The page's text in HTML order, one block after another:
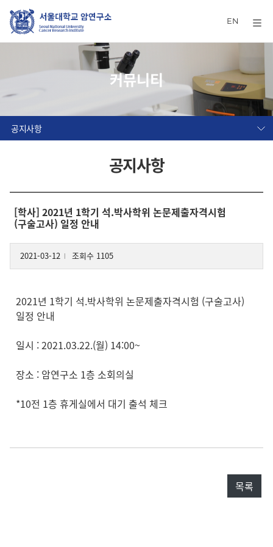
EN
커뮤니티
공지사항
공지사항
[학사] 2021년 1학기 석.박사학위 논문제출자격시험
(구술고사) 일정 안내
2021-03-12 조회수 1105
2021년 1학기 석.박사학위 논문제출자격시험 (구술고사)
일정 안내
일시 : 2021.03.22.(월) 14:00~
장소 : 암연구소 1층 소회의실
*10전 1층 휴게실에서 대기 출석 체크
목록